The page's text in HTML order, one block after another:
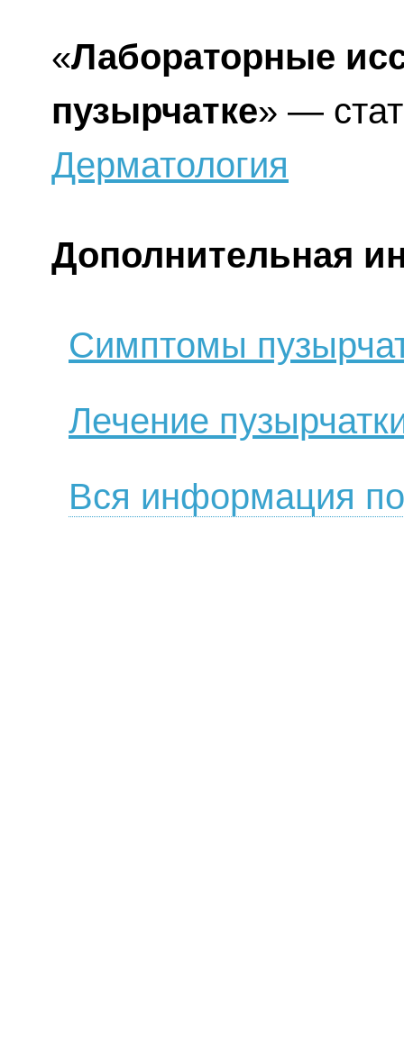
«Лабораторные
пузырчатке» —
Дерматология
Дополнительная
Симптомы
Лечение
Вся информация